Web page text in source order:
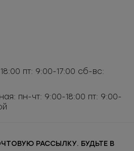
пт: 9:00-17:00 сб-вс:
пн-чт: 9:00-18:00 пт: 9:00-
РАССЫЛКУ. БУДЬТЕ В